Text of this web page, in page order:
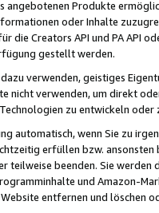
Produkte
oder Inhalte
die Creators API und PA API
gestellt werden.
verwenden, geistiges
nicht verwenden, um direkt
zu entwickeln
automatisch, wenn Sie zu
erfüllen bzw. ansonsten
teilweise beenden. Sie werden
und Amazon-
entfernen und löschen